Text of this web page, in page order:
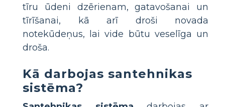
tīru ūdeni dzērienam, gatavošanai un
tīrīšanai, kā arī droši novada
notekūdeņus, lai vide būtu veselīga un
droša.
Kā darbojas santehnikas
sistēma?